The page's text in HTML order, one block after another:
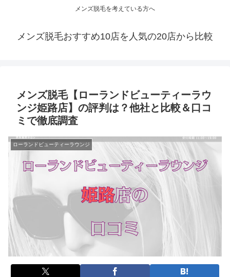
メンズ脱毛を考えている方へ
メンズ脱毛おすすめ10店を人気の20店から比較
メンズ脱毛【ローランドビューティーラウ
ンジ姫路店】の評判は？他社と比較＆口コ
ミで徹底調査
ローランドビューティーラウンジ